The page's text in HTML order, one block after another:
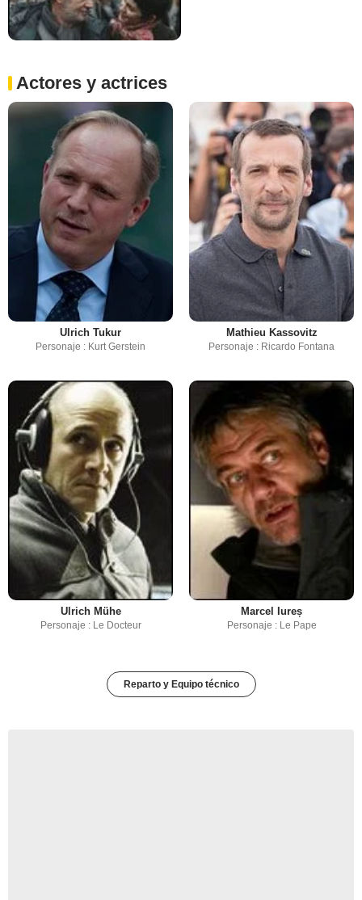
Actores y actrices
Ulrich Tukur
Personaje : Kurt Gerstein
Mathieu Kassovitz
Personaje : Ricardo Fontana
Ulrich Mühe
Personaje : Le Docteur
Marcel Iureș
Personaje : Le Pape
Reparto y Equipo técnico